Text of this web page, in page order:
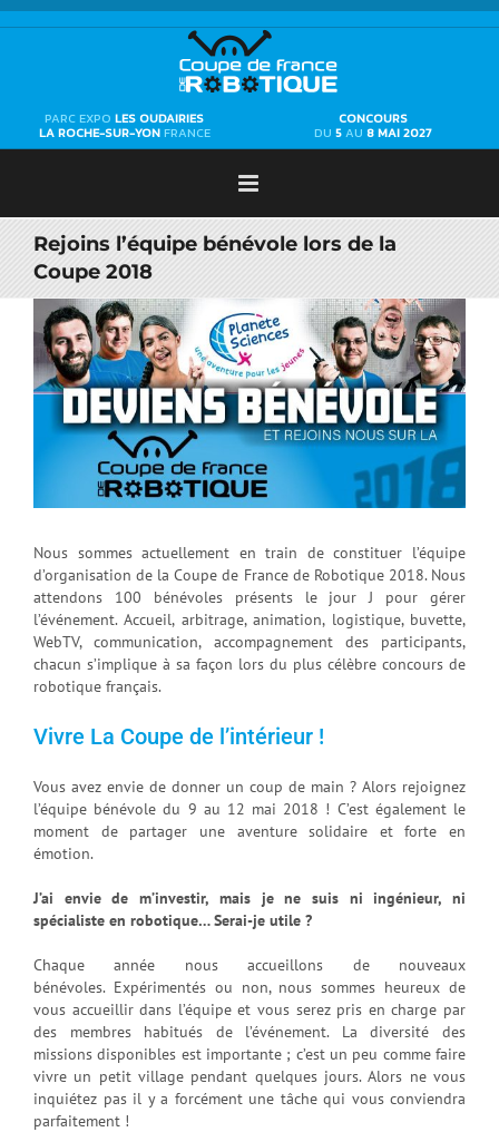
Passer
au
PARC EXPO LES OUDAIRIES
LA ROCHE-SUR-YONFRANCE
CONCOURS
DU 5AU 8 MAI 2027
Rejoins l’équipe bénévole lors de la
Coupe 2018
Voir
l'image
agrandie
Nous sommes actuellement en train de constituer l’équipe
d’organisation de la Coupe de France de Robotique 2018. Nous
attendons 100 bénévoles présents le jour J pour gérer
l’événement. Accueil, arbitrage, animation, logistique, buvette,
WebTV, communication, accompagnement des participants,
chacun s’implique à sa façon lors du plus célèbre concours de
robotique français.
Vivre La Coupe de l’intérieur !
Vous avez envie de donner un coup de main ? Alors rejoignez
l’équipe bénévole du 9 au 12 mai 2018 ! C’est également le
moment de partager une aventure solidaire et forte en
émotion.
J’ai envie de m’investir, mais je ne suis ni ingénieur, ni
spécialiste en robotique… Serai-je utile ?
Chaque année nous accueillons de nouveaux
bénévoles. Expérimentés ou non, nous sommes heureux de
vous accueillir dans l’équipe et vous serez pris en charge par
des membres habitués de l’événement. La diversité des
missions disponibles est importante ; c’est un peu comme faire
vivre un petit village pendant quelques jours. Alors ne vous
inquiétez pas il y a forcément une tâche qui vous conviendra
parfaitement !